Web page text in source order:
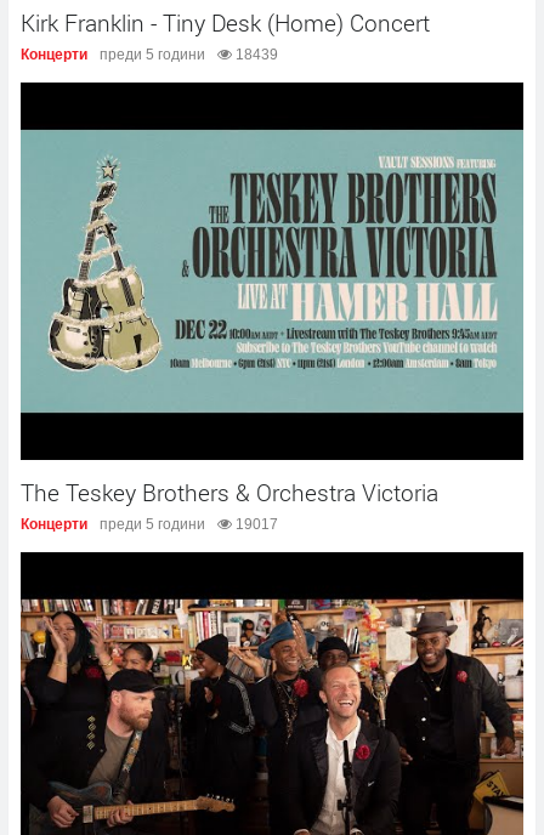
Kirk Franklin - Tiny Desk (Home) Concert
Концерти преди 5 години 18439
The Teskey Brothers & Orchestra Victoria
Концерти преди 5 години 19017